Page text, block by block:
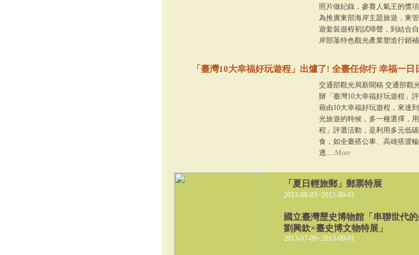
照片做紀錄，參賽人氣王的獎
為推廣東部海岸主題旅遊，東
遊套裝遊程初試啼聲，到結合
岸部落特色觀光產業塑造行銷
「臺灣10大幸福好玩遊程」出爐了! 全臺任你行 幸福一日
交通部觀光局新聞稿 交通部觀
辦「臺灣10大幸福好玩遊程」
藉由10大幸福好玩遊程，來達
光旅遊的時候，多一種選擇，
程」評選活動，是利用多元低
食，如全臺搭公車、高雄搭渡
透.....More
「夏日輕旅郵」郵票特展
2013-08-03~2013-09-01
國立臺灣歷史博物館「串聯世代的
劉興欽×臺史博文物特展」
2013-07-09~2013-09-01